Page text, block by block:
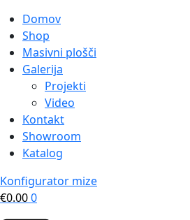
Domov
Shop
Masivni plošči
Galerija
Projekti
Video
Kontakt
Showroom
Katalog
Konfigurator mize
€0.000